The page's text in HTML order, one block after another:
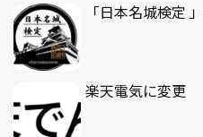
「日本名城検定
楽天電気に変更